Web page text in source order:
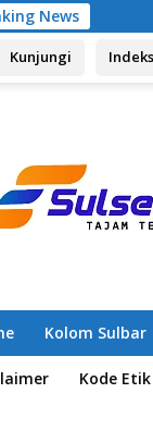
News
Kunjungi Indeks
Kolom Sulbar
Kode Etik